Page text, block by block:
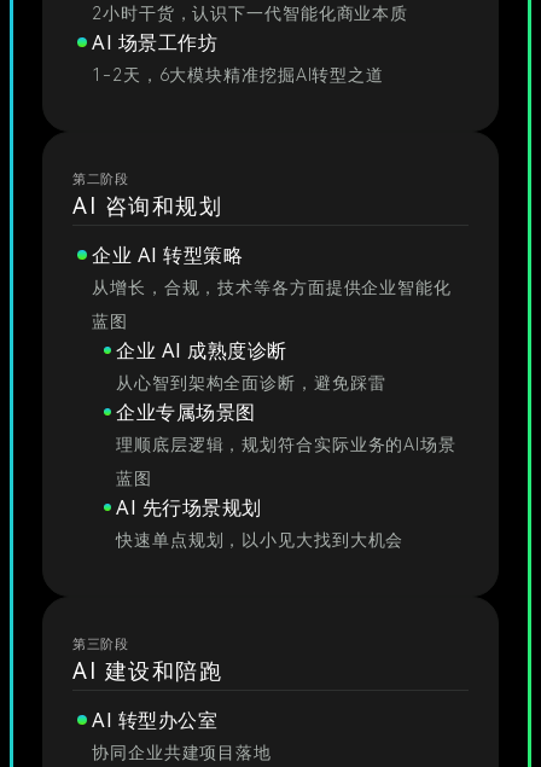
2小时干货，认识下一代智能化商业本质
AI 场景工作坊
1-2天，6大模块精准挖掘AI转型之道
第二阶段
AI 咨询和规划
企业 AI 转型策略
从增长，合规，技术等各方面提供企业智能化
蓝图
企业 AI 成熟度诊断
从心智到架构全面诊断，避免踩雷
企业专属场景图
理顺底层逻辑，规划符合实际业务的AI场景
蓝图
AI 先行场景规划
快速单点规划，以小见大找到大机会
第三阶段
AI 建设和陪跑
AI 转型办公室
协同企业共建项目落地